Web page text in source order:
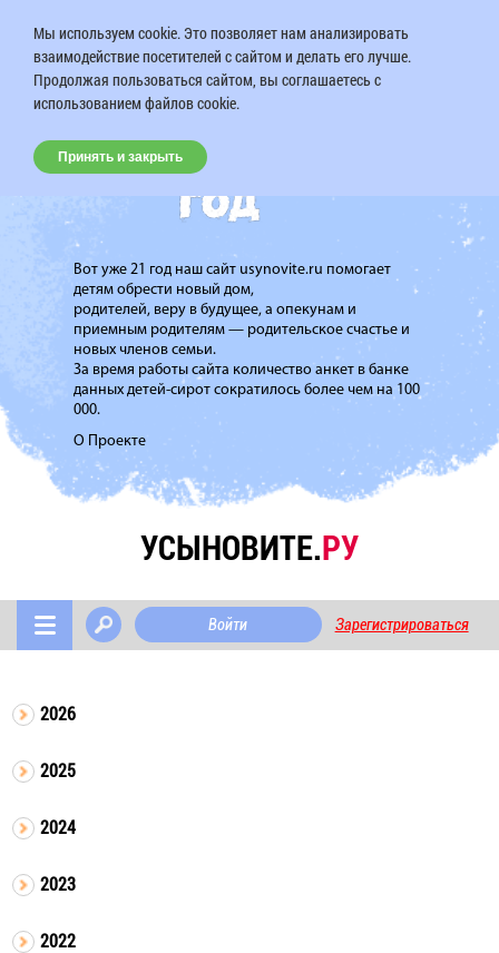
Вот уже 21 год наш сайт usynovite.ru помогает
детям обрести новый дом,
родителей, веру в будущее, а опекунам и
приемным родителям — родительское счастье и
новых членов семьи.
За время работы сайта количество анкет в банке
данных детей-сирот сократилось более чем на 100
000.
О Проекте
УСЫНОВИТЕ.РУ
Войти Зарегистрироваться
2026
2025
2024
2023
2022
Мы используем cookie. Это позволяет нам анализировать
взаимодействие посетителей с сайтом и делать его лучше.
Продолжая пользоваться сайтом, вы соглашаетесь с
использованием файлов cookie.
Принять и закрыть